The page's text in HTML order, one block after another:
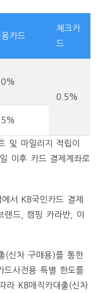
카드
체크카
드
0.5%
및 마일리지 적립이
이후 카드 결제계좌로
서 KB국민카드 결제
랜드, 캠핑 카라반, 이
(신차 구매용)를 통한
드사전용 특별 한도를
라 KB매직카대출(신차